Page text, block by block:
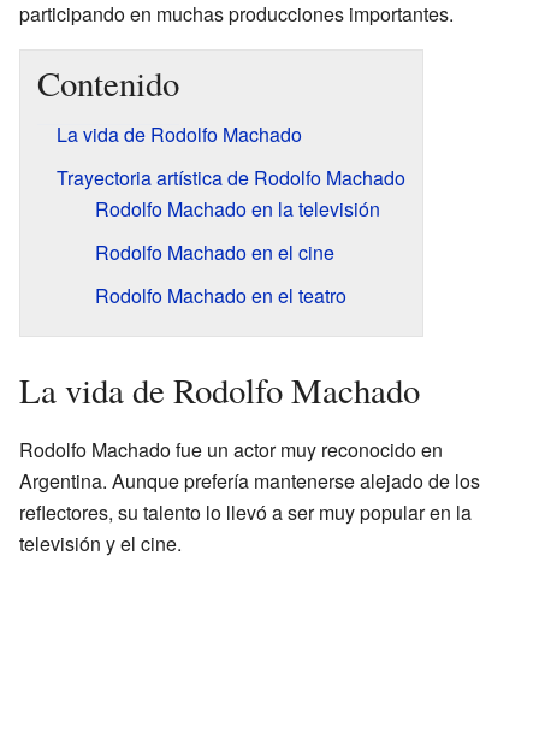
participando en muchas producciones importantes.
Contenido
La vida de Rodolfo Machado
Trayectoria artística de Rodolfo Machado
Rodolfo Machado en la televisión
Rodolfo Machado en el cine
Rodolfo Machado en el teatro
La vida de Rodolfo Machado
Rodolfo Machado fue un actor muy reconocido en
Argentina. Aunque prefería mantenerse alejado de los
reflectores, su talento lo llevó a ser muy popular en la
televisión y el cine.